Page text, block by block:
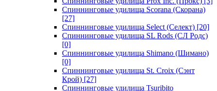
Спиннинговые удилища Scorana (Скорана)
[27]
Спиннинговые удилища Select (Селект) [20]
Спиннинговые удилища SL Rods (СЛ Родс)
[0]
Спиннинговые удилища Shimano (Шимано)
[0]
Спиннинговые удилища St. Croix (Сэнт
Крой) [27]
Спиннинговые удилища Tsuribito